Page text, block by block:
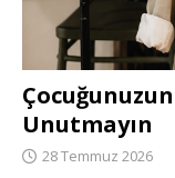
Unutmayın
28 Temmuz 2026